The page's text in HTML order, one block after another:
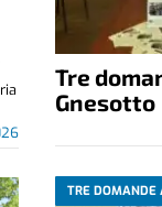
Tre
Gnesotto
TRE DOMANDE